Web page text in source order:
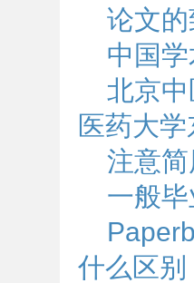
论文
中国
北京
医药大
注意
一般
什么区别